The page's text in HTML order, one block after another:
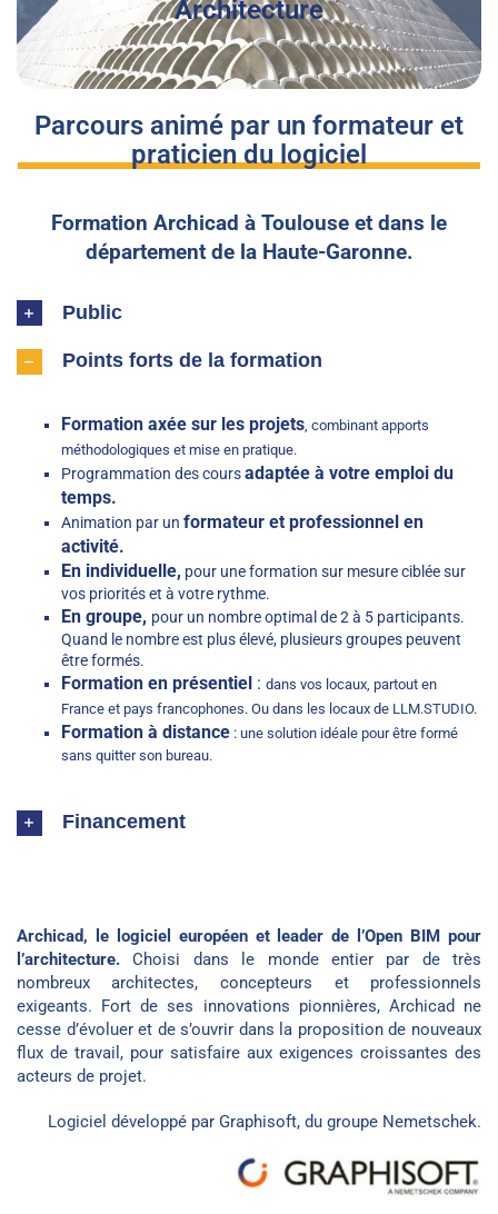
Architecture
Parcours animé par un formateur et
praticien du logiciel
Formation Archicad à Toulouse et dans le
département de la Haute-Garonne.
Public
Points forts de la formation
Formation axée sur les projets, combinant apports
méthodologiques et mise en pratique.
Programmation des coursadaptée à votre emploi du
temps.
Animation par un formateur et professionnel en
activité.
En individuelle, pour une formation sur mesure ciblée sur
vos priorités et à votre rythme.
En groupe, pour un nombre optimal de 2 à 5 participants.
Quand le nombre est plus élevé, plusieurs groupes peuvent
être formés.
Formation en présentiel: dans vos locaux, partout en
France et pays francophones. Ou dans les locaux de LLM.STUDIO.
Formation à distance: une solution idéale pour être formé
sans quitter son bureau.
Financement
Archicad, le logiciel européen et leader de l’Open BIM pour
l’architecture.Choisi dans le monde entier par de très
nombreux architectes, concepteurs et professionnels
exigeants. Fort de ses innovations pionnières, Archicad ne
cesse d’évoluer et de s’ouvrir dans la proposition de nouveaux
flux de travail, pour satisfaire aux exigences croissantes des
acteurs de projet.
Logiciel développé par Graphisoft, du groupe Nemetschek.